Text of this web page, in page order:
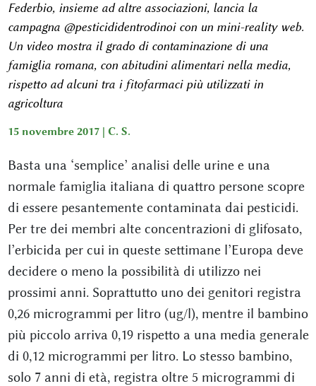
Federbio, insieme ad altre associazioni, lancia la
campagna @pesticididentrodinoi con un mini-reality web.
Un video mostra il grado di contaminazione di una
famiglia romana, con abitudini alimentari nella media,
rispetto ad alcuni tra i fitofarmaci più utilizzati in
agricoltura
15 novembre 2017 | C. S.
Basta una ‘semplice’ analisi delle urine e una
normale famiglia italiana di quattro persone scopre
di essere pesantemente contaminata dai pesticidi.
Per tre dei membri alte concentrazioni di glifosato,
l’erbicida per cui in queste settimane l’Europa deve
decidere o meno la possibilità di utilizzo nei
prossimi anni. Soprattutto uno dei genitori registra
0,26 microgrammi per litro (ug/l), mentre il bambino
più piccolo arriva 0,19 rispetto a una media generale
di 0,12 microgrammi per litro. Lo stesso bambino,
solo 7 anni di età, registra oltre 5 microgrammi di